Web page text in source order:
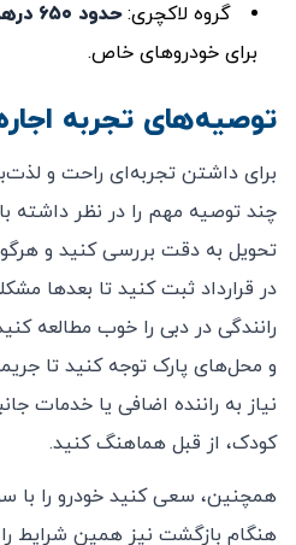
گروه لاکچری:حدود ۶۵۰ درهم امارات در روز
برای خودروهای خاص.
توصیه‌های تجربه
برای داشتن تجربه‌ای راحت و
چند توصیه مهم را در نظر داشته
تحویل به دقت بررسی کنید و
در قرارداد ثبت کنید تا بعدها
رانندگی در دبی را خوب مطالعه
و محل‌های پارک توجه کنید تا
کودک، از قبل هماهنگ کنید.
همچنین، سعی کنید خودرو را با
هنگام بازگشت نیز همین شرایط